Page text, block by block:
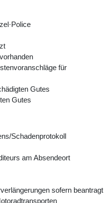
für
Gutes
Gutes
Schadenprotokoll
am Absendeort
sofern beantragt